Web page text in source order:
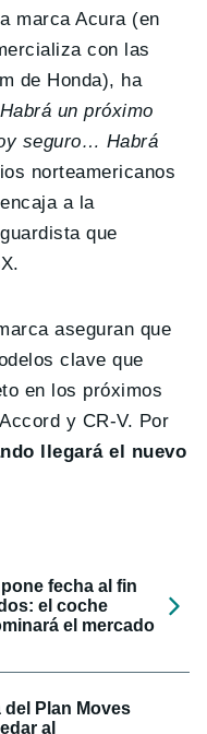
marca Acura (en
con las
de Honda), ha
un próximo
seguro… Habrá
norteamericanos
a la
que
aseguran que
clave que
en los próximos
y CR-V. Por
llegará el nuevo
fecha al fin
el coche
el mercado
del Plan Moves
al